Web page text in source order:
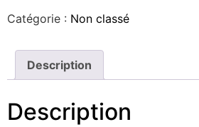
Catégorie : Non classé
Description
Description